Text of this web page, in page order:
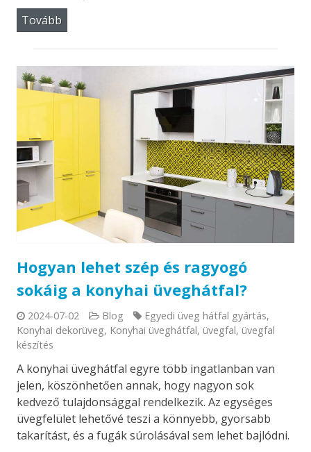
Tovább
Hogyan lehet szép és ragyogó
sokáig a konyhai üveghátfal?
2024-07-02 Blog Egyedi üveg hátfal gyártás,
Konyhai dekorüveg, Konyhai üveghátfal, üvegfal, üvegfal
készítés
A konyhai üveghátfal egyre több ingatlanban van
jelen, köszönhetően annak, hogy nagyon sok
kedvező tulajdonsággal rendelkezik. Az egységes
üvegfelület lehetővé teszi a könnyebb, gyorsabb
takarítást, és a fugák súrolásával sem lehet bajlódni.